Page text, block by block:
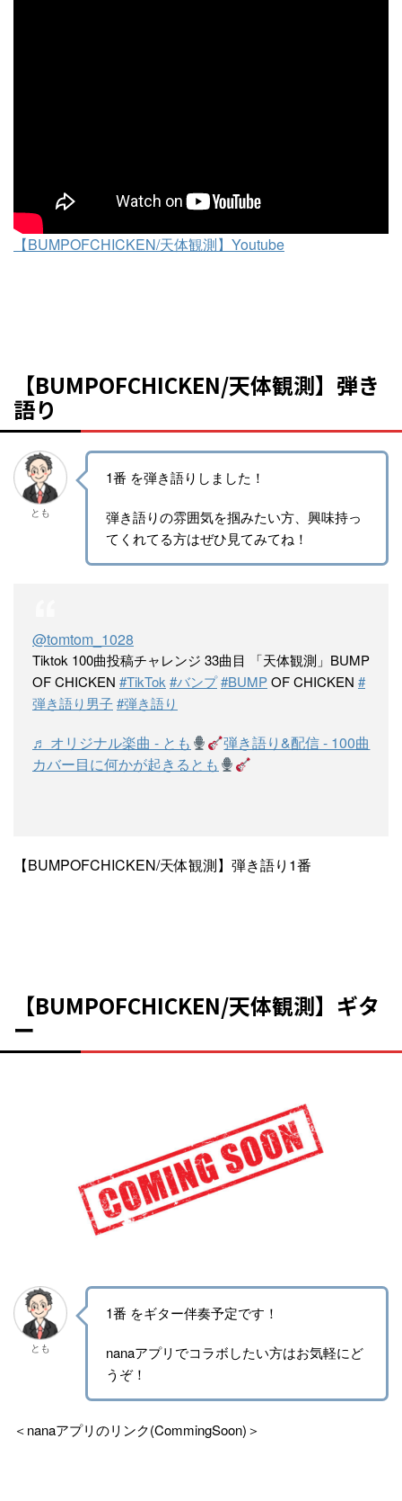
【BUMPOFCHICKEN/天体観測】Youtube
【BUMPOFCHICKEN/天体観測】弾き
語り
とも
1番 を弾き語りしました！
弾き語りの雰囲気を掴みたい方、興味持っ
てくれてる方はぜひ見てみてね！
@tomtom_1028
Tiktok 100曲投稿チャレンジ 33曲目 「天体観測」BUMP
OF CHICKEN #TikTok #バンプ#BUMPOF CHICKEN #
弾き語り男子#弾き語り
♬ オリジナル楽曲 - とも
弾き語り&配信 - 100曲
カバー目に何かが起きるとも
【BUMPOFCHICKEN/天体観測】弾き語り1番
【BUMPOFCHICKEN/天体観測】ギタ
ー
とも
1番 をギター伴奏予定です！
nanaアプリでコラボしたい方はお気軽にど
うぞ！
＜nanaアプリのリンク(CommingSoon)＞